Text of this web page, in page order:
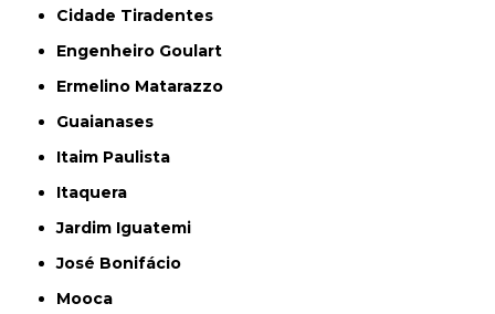
Cidade Tiradentes
Engenheiro Goulart
Ermelino Matarazzo
Guaianases
Itaim Paulista
Itaquera
Jardim Iguatemi
José Bonifácio
Mooca